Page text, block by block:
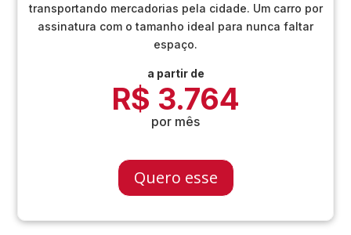
transportando mercadorias pela cidade. Um carro por
assinatura com o tamanho ideal para nunca faltar
espaço.
a partir de
R$ 3.764
por mês
Quero esse